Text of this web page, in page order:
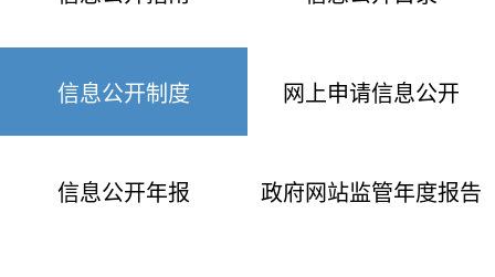
信息公开制度 网上申请信息公开
信息公开年报 政府网站监管年度报告